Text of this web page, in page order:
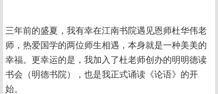
三年前的盛夏，我有幸在江南书院遇见恩师杜华伟老
师，热爱国学的两位师生相遇，本身就是一种美美的
幸福。更幸运的是，我加入了杜老师创办的明明德读
书会（明德书院），也是我正式诵读《论语》的开
始。